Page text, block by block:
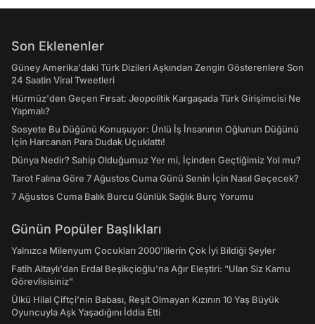
Son Eklenenler
Güney Amerika'daki Türk Dizileri Aşkından Zengin Gösterenlere Son
24 Saatin Viral Tweetleri
Hürmüz'den Geçen Fırsat: Jeopolitik Kargaşada Türk Girişimcisi Ne
Yapmalı?
Sosyete Bu Düğünü Konuşuyor: Ünlü İş İnsanının Oğlunun Düğünü
İçin Harcanan Para Dudak Uçuklattı!
Dünya Nedir? Sahip Olduğumuz Yer mi, İçinden Geçtiğimiz Yol mu?
Tarot Falına Göre 7 Ağustos Cuma Günü Senin İçin Nasıl Geçecek?
7 Ağustos Cuma Balık Burcu Günlük Sağlık Burç Yorumu
Günün Popüler Başlıkları
Yalnızca Milenyum Çocukları 2000'lilerin Çok İyi Bildiği Şeyler
Fatih Altaylı'dan Erdal Beşikçioğlu'na Ağır Eleştiri: "Ulan Siz Kamu
Görevlisisiniz"
Ülkü Hilal Çiftçi'nin Babası, Reşit Olmayan Kızının 10 Yaş Büyük
Oyuncuyla Aşk Yaşadığını İddia Etti